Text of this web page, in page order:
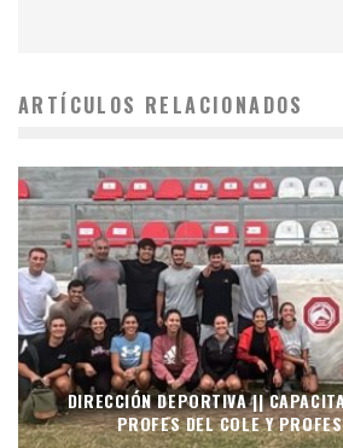
ARTÍCULOS RELACIONADOS
DIRECCIÓN DEPORTIVA ||
PROFES DEL COLE Y